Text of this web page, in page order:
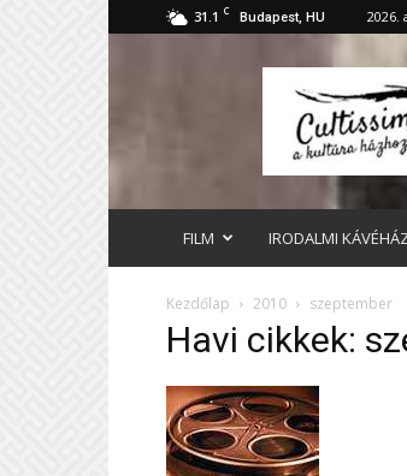
31.1 C Budapest, HU 2026.
FILM IRODALMI
Kezdőlap 2010 szeptember
Havi cikkek: